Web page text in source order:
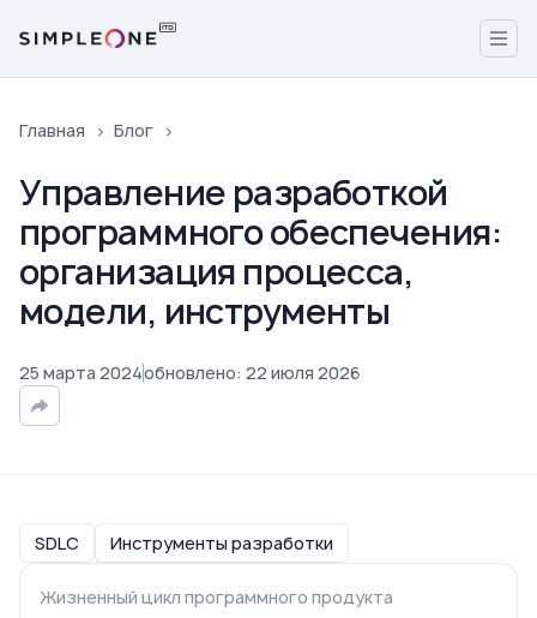
Главная Блог
Управление разработкой
программного обеспечения:
организация процесса,
модели, инструменты
25 марта 2024обновлено: 22 июля 2026
SDLC Инструменты разработки
Жизненный цикл программного продукта